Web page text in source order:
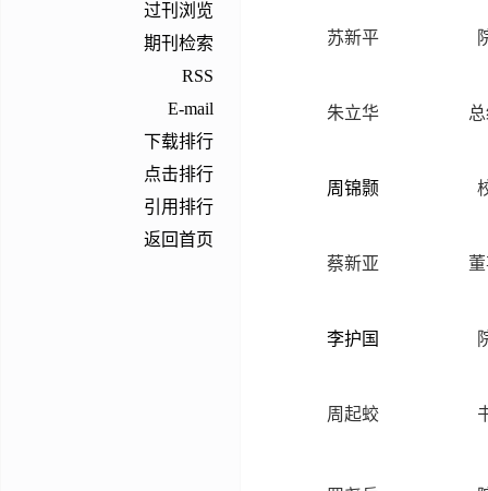
过刊浏览
期刊检索
RSS
E-mail
下载排行
点击排行
引用排行
返回首页
苏新平
朱立华
周锦颢
蔡新亚
李护国
周起蛟